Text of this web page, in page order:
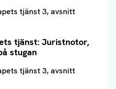
tjänst 3, avsnitt
tjänst: Juristnotor,
stugan
tjänst 3, avsnitt